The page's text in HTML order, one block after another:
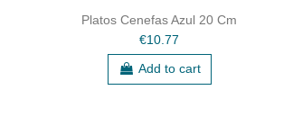
Platos Cenefas Azul 20 Cm
€10.77
Add to cart